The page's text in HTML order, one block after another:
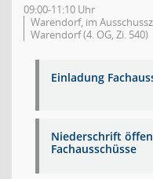
09:00-11:10 Uhr
Warendorf, im
Warendorf (4. OG, Zi. 540)
Einladung
Niederschrift
Fachausschüsse